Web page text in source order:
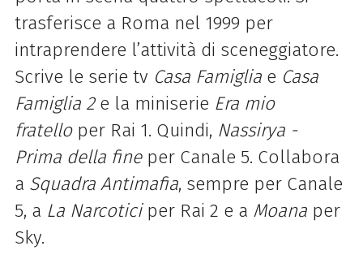
trasferisce a Roma nel 1999 per
intraprendere l’attività di sceneggiatore.
Scrive le serie tv Casa Famigliae Casa
Famiglia 2e la miniserie Era mio
fratelloper Rai 1. Quindi, Nassirya -
Prima della fine per Canale 5. Collabora
a Squadra Antimafia, sempre per Canale
5, a La Narcoticiper Rai 2 e a Moanaper
Sky.